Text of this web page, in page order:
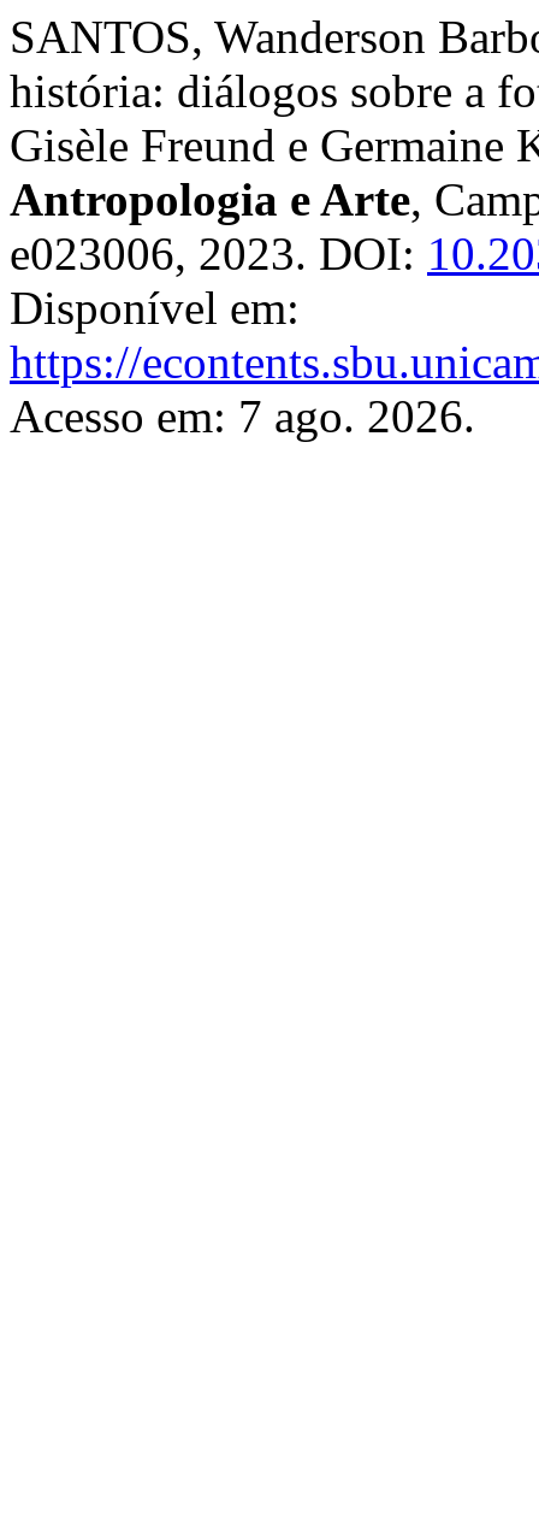
SANTOS, Wanderson
história: diálogos sobre a
Gisèle Freund e
Antropologia e Arte,
e023006, 2023. DOI:
Disponível em:
https://
Acesso em: 7 ago. 2026.